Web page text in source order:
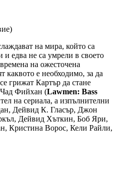
на мира, който са
и едва не са умрели в своето
на ожесточена
каквото е необходимо, за да
грижат Картър да стане
Чад Фийхан (Lawmen: Bass
на сериала, а изпълнителни
Дейвид К. Гласър, Джон
Дейвид Хъткин, Боб Яри,
Кристина Ворос, Кели Райли,